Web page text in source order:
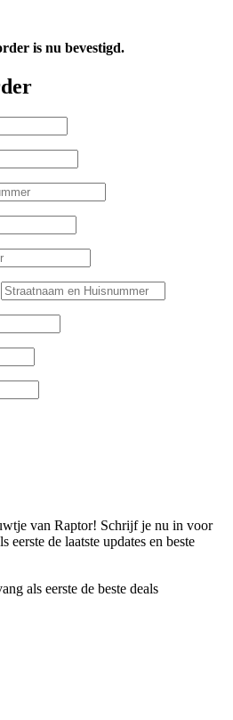
is nu bevestigd.
van Raptor! Schrijf je nu in voor
eerste de laatste updates en beste
als eerste de beste deals